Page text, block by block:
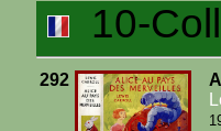
10-
292